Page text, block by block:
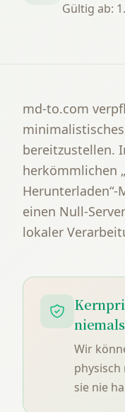
Gültig ab:
md-to.com
bereitzustellen.
herkömmlichen
einen Null-
lokaler
Wir
sie nie